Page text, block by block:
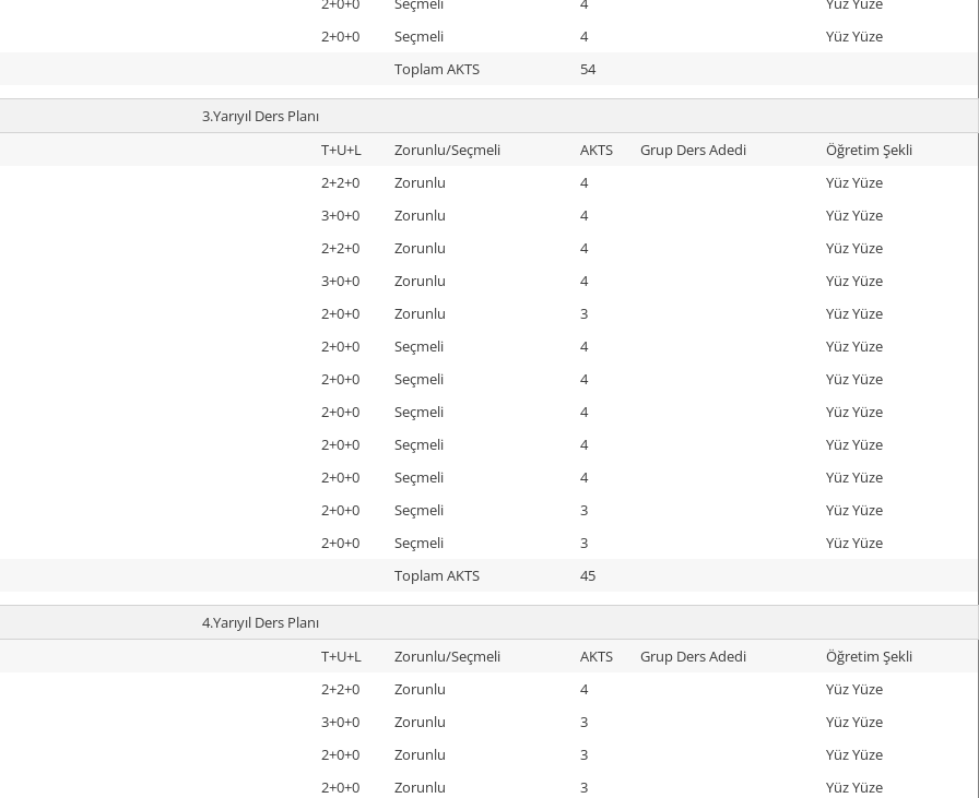
2+0+0
Seçmeli 4
Yüz Yüze
Toplam AKTS
54
3.Yarıyıl Ders Planı
T+U+L
Zorunlu/Seçmeli AKTS Grup Ders Adedi
Öğretim Şekli
2+2+0
Zorunlu 4
Yüz Yüze
3+0+0
Zorunlu 4
Yüz Yüze
2+2+0
Zorunlu 4
Yüz Yüze
3+0+0
Zorunlu 4
Yüz Yüze
2+0+0
Zorunlu 3
Yüz Yüze
2+0+0
Seçmeli 4
Yüz Yüze
2+0+0
Seçmeli 4
Yüz Yüze
2+0+0
Seçmeli 4
Yüz Yüze
2+0+0
Seçmeli 4
Yüz Yüze
2+0+0
Seçmeli 4
Yüz Yüze
2+0+0
Seçmeli 3
Yüz Yüze
2+0+0
Seçmeli 3
Yüz Yüze
Toplam AKTS
45
4.Yarıyıl Ders Planı
T+U+L
Zorunlu/Seçmeli AKTS Grup Ders Adedi
Öğretim Şekli
2+2+0
Zorunlu 4
Yüz Yüze
3+0+0
Zorunlu 3
Yüz Yüze
2+0+0
Zorunlu 3
Yüz Yüze
2+0+0
Zorunlu 3
Yüz Yüze